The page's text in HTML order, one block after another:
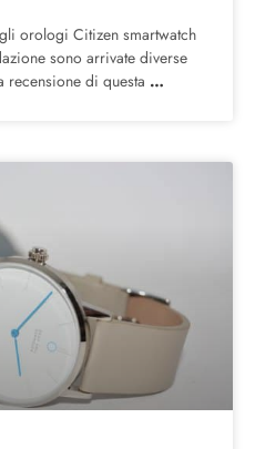
orologi Citizen smartwatch
sono arrivate diverse
recensione di questa